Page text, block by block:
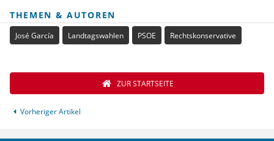
THEMEN & AUTOREN
José García Landtagswahlen PSOE Rechtskonservative
Vorheriger Artikel
ZUR STARTSEITE